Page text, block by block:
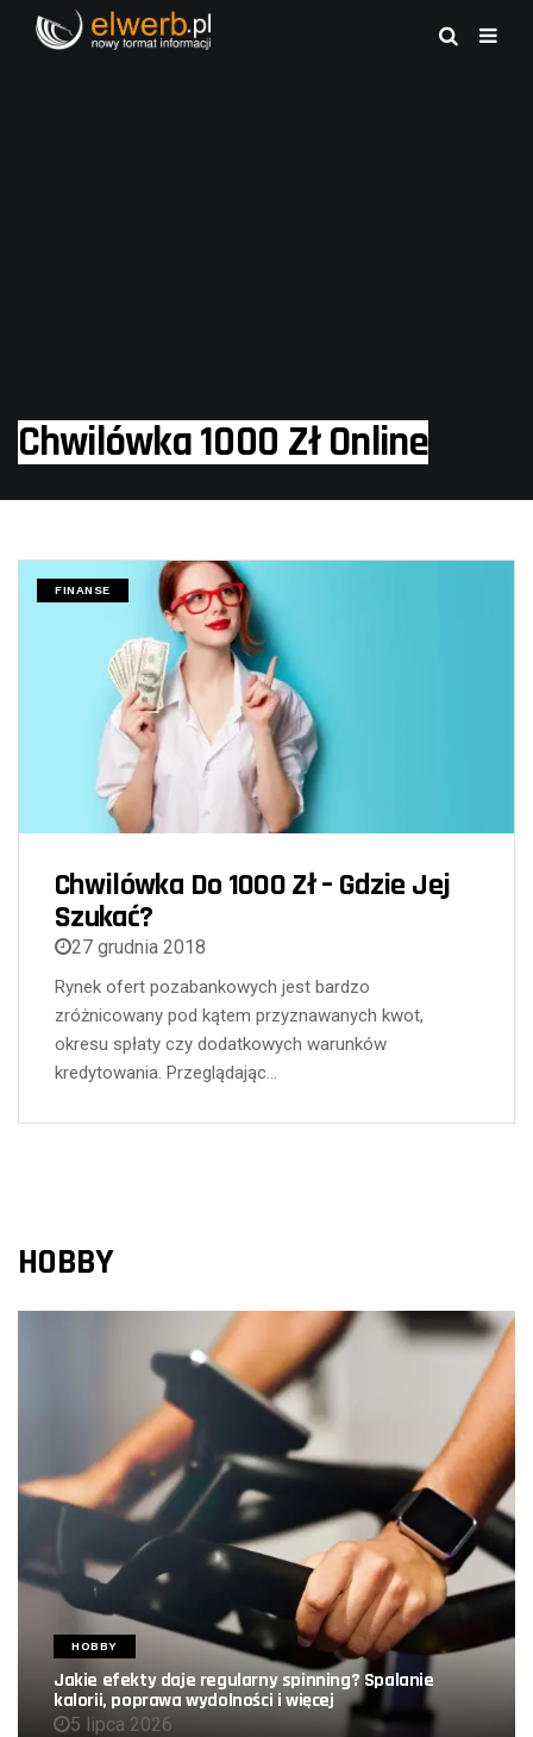
Chwilówka 1000 Zł Online
FINANSE
Chwilówka Do 1000 Zł – Gdzie Jej
Szukać?
27 grudnia 2018
Rynek ofert pozabankowych jest bardzo
zróżnicowany pod kątem przyznawanych kwot,
okresu spłaty czy dodatkowych warunków
kredytowania. Przeglądając…
HOBBY
HOBBY
Jakie efekty daje regularny spinning? Spalanie
kalorii, poprawa wydolności i więcej
5 lipca 2026